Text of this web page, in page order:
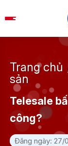
to
Trang chủ
sản
Telesale
công?
Đăng ngày: 27/